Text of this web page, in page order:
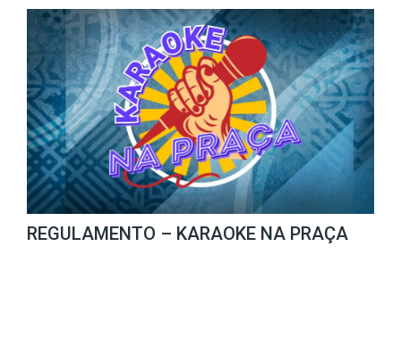
REGULAMENTO – KARAOKE NA PRAÇA